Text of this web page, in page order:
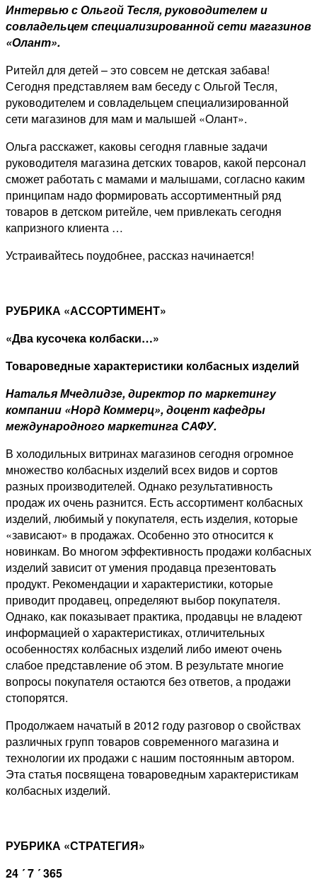
Интервью с Ольгой Тесля, руководителем и
совладельцем специализированной сети магазинов
«Олант».
Ритейл для детей – это совсем не детская забава!
Сегодня представляем вам беседу с Ольгой Тесля,
руководителем и совладельцем специализированной
сети магазинов для мам и малышей «Олант».
Ольга расскажет, каковы сегодня главные задачи
руководителя магазина детских товаров, какой персонал
сможет работать с мамами и малышами, согласно каким
принципам надо формировать ассортиментный ряд
товаров в детском ритейле, чем привлекать сегодня
капризного клиента …
Устраивайтесь поудобнее, рассказ начинается!
РУБРИКА «АССОРТИМЕНТ»
«Два кусочека колбаски…»
Товароведные характеристики колбасных изделий
Наталья Мчедлидзе, директор по маркетингу
компании «Норд Коммерц», доцент кафедры
международного маркетинга САФУ.
В холодильных витринах магазинов сегодня огромное
множество колбасных изделий всех видов и сортов
разных производителей. Однако результативность
продаж их очень разнится. Есть ассортимент колбасных
изделий, любимый у покупателя, есть изделия, которые
«зависают» в продажах. Особенно это относится к
новинкам. Во многом эффективность продажи колбасных
изделий зависит от умения продавца презентовать
продукт. Рекомендации и характеристики, которые
приводит продавец, определяют выбор покупателя.
Однако, как показывает практика, продавцы не владеют
информацией о характеристиках, отличительных
особенностях колбасных изделий либо имеют очень
слабое представление об этом. В результате многие
вопросы покупателя остаются без ответов, а продажи
стопорятся.
Продолжаем начатый в 2012 году разговор о свойствах
различных групп товаров современного магазина и
технологии их продажи с нашим постоянным автором.
Эта статья посвящена товароведным характеристикам
колбасных изделий.
РУБРИКА «СТРАТЕГИЯ»
24 ´ 7 ´ 365